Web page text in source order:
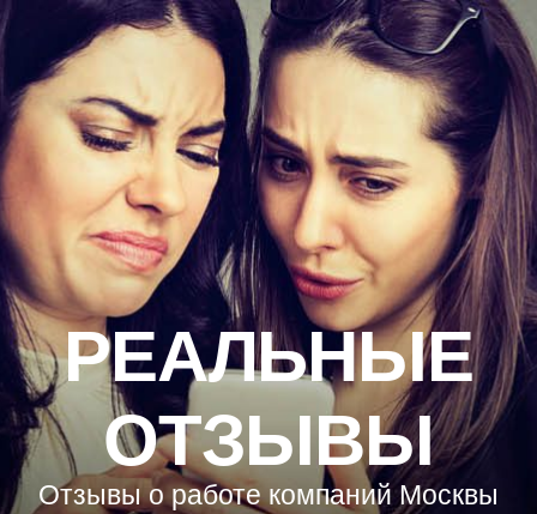
РЕАЛЬНЫЕ
ОТЗЫВЫ
Отзывы о работе компаний Москвы